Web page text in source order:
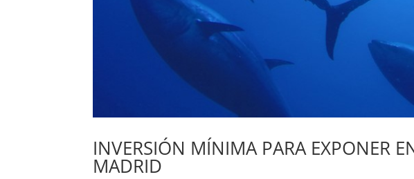
INVERSIÓN MÍNIMA PARA EXPONER
MADRID